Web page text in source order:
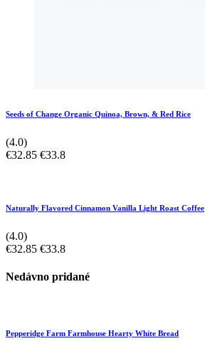
Seeds of Change Organic Quinoa, Brown, & Red Rice
(4.0)
€32.85 €33.8
Naturally Flavored Cinnamon Vanilla Light Roast Coffee
(4.0)
€32.85 €33.8
Nedávno pridané
Pepperidge Farm Farmhouse Hearty White Bread